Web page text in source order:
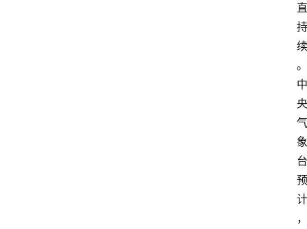
直
持
续
。
中
央
气
象
台
预
计
，